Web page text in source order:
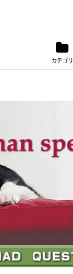
カテゴリ